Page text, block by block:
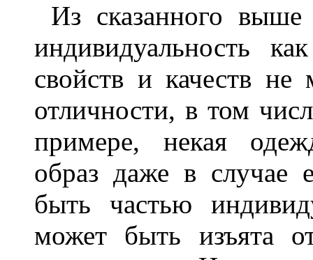
Из сказанного
индивидуальность
свойств и качеств
отличности, в том
примере, некая
образ даже в случае
быть частью
может быть изъята